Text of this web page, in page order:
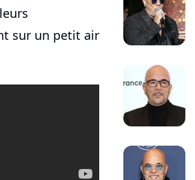
sur un petit air